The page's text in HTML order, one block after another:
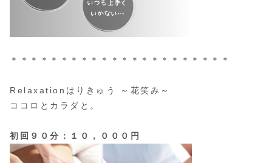
＊＊＊＊＊＊＊＊＊＊＊＊＊＊＊＊＊＊＊＊＊＊
Relaxationはりきゅう ～花笑み～
ココロとカラダと。
初回９０分：１０，０００円